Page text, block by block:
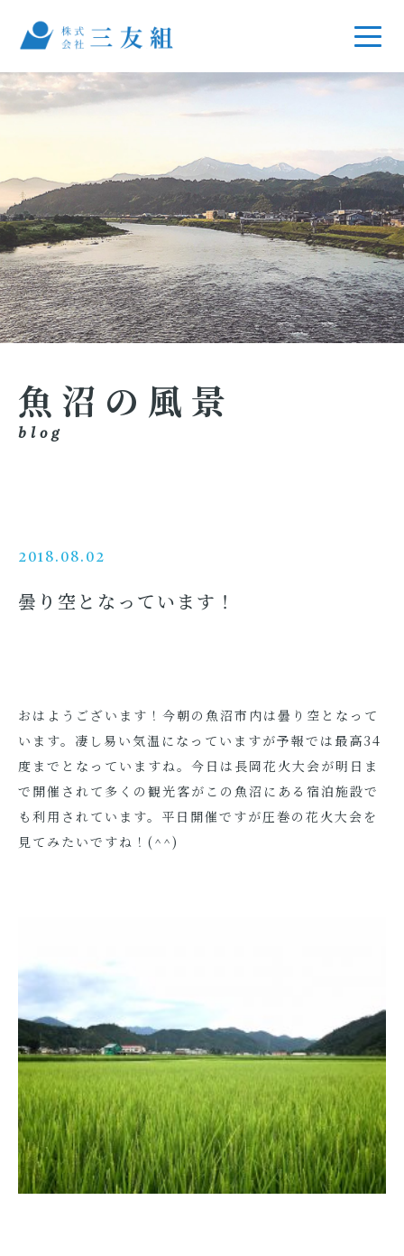
魚沼の風景
blog
2018.08.02
曇り空となっています！
おはようございます！今朝の魚沼市内は曇り空となって
います。凄し易い気温になっていますが予報では最高34
度までとなっていますね。今日は長岡花火大会が明日ま
で開催されて多くの観光客がこの魚沼にある宿泊施設で
も利用されています。平日開催ですが圧巻の花火大会を
見てみたいですね！(^^)